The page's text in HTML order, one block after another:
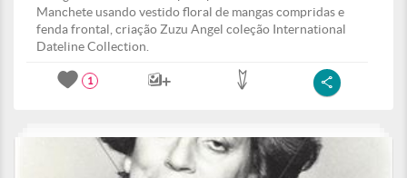
Manchete usando vestido floral de mangas compridas e
fenda frontal, criação Zuzu Angel coleção International
Dateline Collection.
1